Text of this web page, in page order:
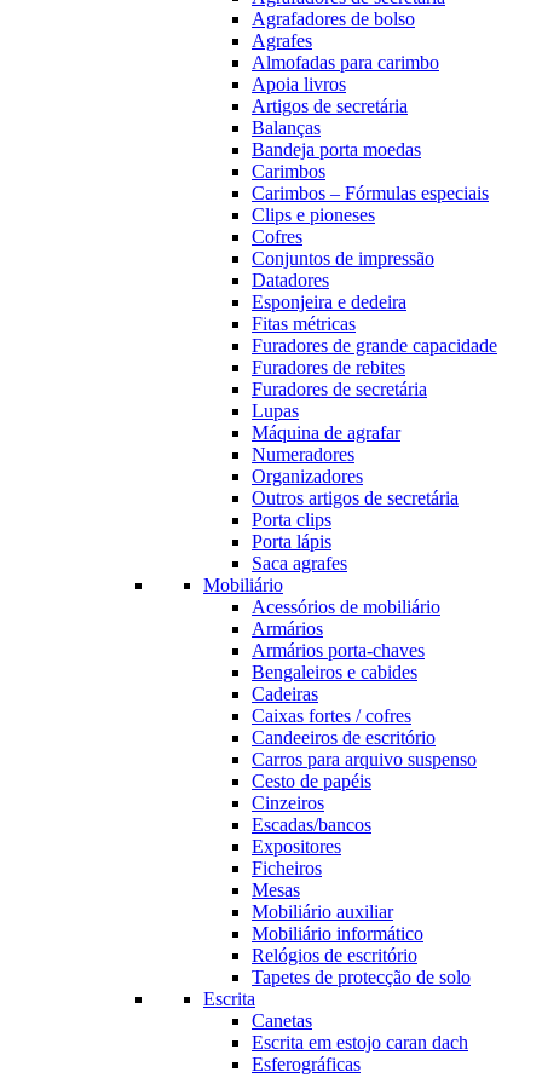
Agrafadores de bolso
Agrafes
Almofadas para carimbo
Apoia livros
Artigos de secretária
Balanças
Bandeja porta moedas
Carimbos
Carimbos – Fórmulas especiais
Clips e pioneses
Cofres
Conjuntos de impressão
Datadores
Esponjeira e dedeira
Fitas métricas
Furadores de grande capacidade
Furadores de rebites
Furadores de secretária
Lupas
Máquina de agrafar
Numeradores
Organizadores
Outros artigos de secretária
Porta clips
Porta lápis
Saca agrafes
Mobiliário
Acessórios de mobiliário
Armários
Armários porta-chaves
Bengaleiros e cabides
Cadeiras
Caixas fortes / cofres
Candeeiros de escritório
Carros para arquivo suspenso
Cesto de papéis
Cinzeiros
Escadas/bancos
Expositores
Ficheiros
Mesas
Mobiliário auxiliar
Mobiliário informático
Relógios de escritório
Tapetes de protecção de solo
Escrita
Canetas
Escrita em estojo caran dach
Esferográficas